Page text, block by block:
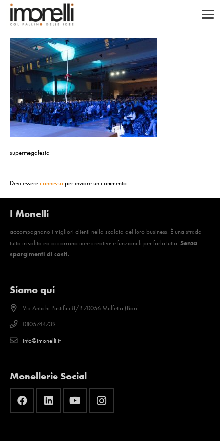
supermegafesta
Devi essere connessoper inviare un commento.
I Monelli
accompagnano i migliori clienti nella scalata del loro business. È una strada
tutta in salita ed occorrono idee creative e funzionali per farla tutta. Senza
spargimenti di costi.
Siamo qui
Via Antichi Pastifici 8/B 70056 Molfetta (Bari)
0805744739
info@imonelli.it
Monellerie Social